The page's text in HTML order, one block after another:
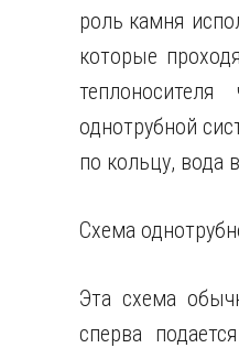
роль камня
которые
однотрубной
по кольцу, вода
Схема
Эта схема
сперва